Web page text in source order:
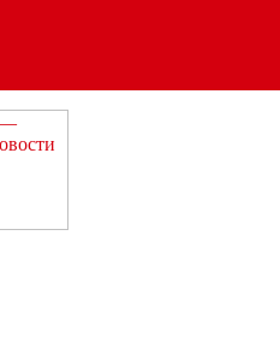
в Тульской области на сайте